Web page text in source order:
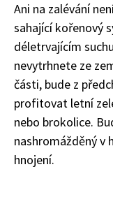
Ani na zalévání
sahající kořenový
déletrvajícím
nevytrhnete ze
části, bude z
profitovat letní
nebo brokolice.
nashromážděný v
hnojení.